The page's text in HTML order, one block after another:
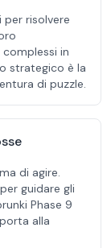
risolvere
in
strategico è la
di puzzle.
di agire.
guidare gli
Phase 9
alla